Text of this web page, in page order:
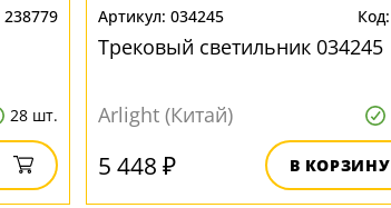
238779
28 шт.
034245
Трековый светильник 034245
Arlight (Китай)
5 448 ₽ В КОРЗИНУ